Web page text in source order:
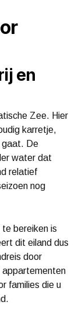
en
Zee. Hier
karretje,
gaat. De
water dat
relatief
nog
bereiken is
dit eiland dus
door
appartementen
families die u